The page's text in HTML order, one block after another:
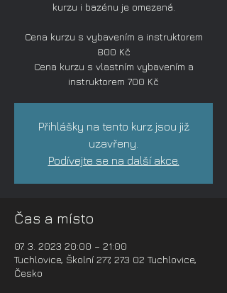
kurzu i bazénu je omezená.
Cena kurzu s vybavením a instruktorem
800 Kč
Cena kurzu s vlastním vybavením a
instruktorem 700 Kč
Přihlášky na tento kurz jsou již
uzavřeny.
Podívejte se na další akce.
Čas a místo
07. 3. 2023 20:00 – 21:00
Tuchlovice, Školní 277, 273 02 Tuchlovice,
Česko